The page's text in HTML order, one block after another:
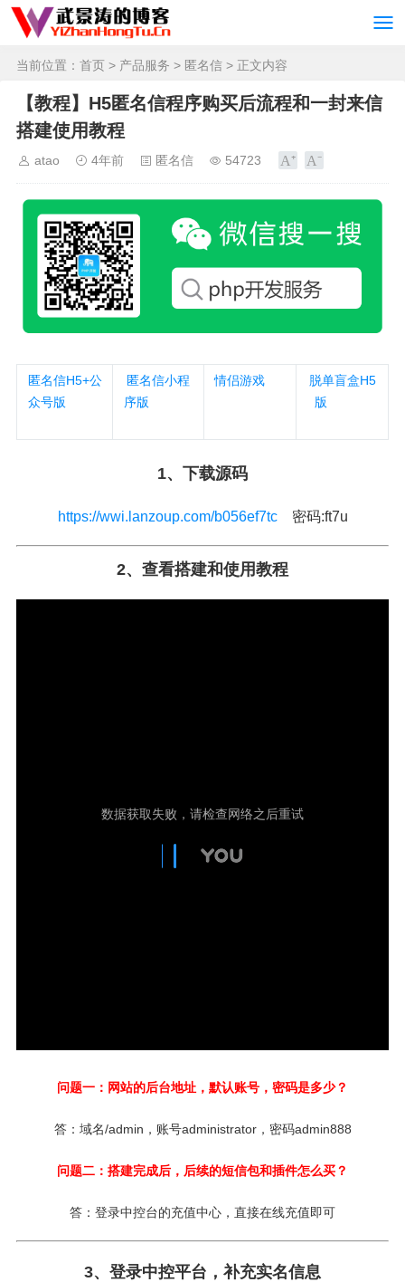
当前位置： 首页 > 产品服务 > 匿名信 > 正文内容
【教程】H5匿名信程序购买后流程和一封来信
搭建使用教程
atao 4年前 匿名信 54723
匿名信H5+公
众号版
匿名信小程
序版
情侣游戏
脱单盲盒H5
版
1、下载源码
https://wwi.lanzoup.com/b056ef7tc密码:ft7u
2、查看搭建和使用教程
问题一：网站的后台地址，默认账号，密码是多少？
答：域名/admin， 账号administrator，密码admin888
问题二：搭建完成后，后续的短信包和插件怎么买？
答：登录中控台的充值中心，直接在线充值即可
3、登录中控平台，补充实名信息